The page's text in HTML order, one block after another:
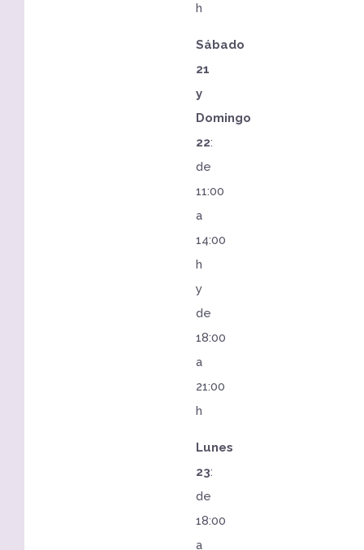
h
Sábado
21
y
Domingo
22:
de
11:00
a
14:00
h
y
de
18:00
a
21:00
h
Lunes
23:
de
18:00
a